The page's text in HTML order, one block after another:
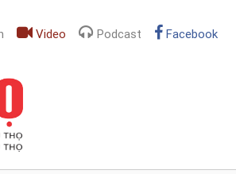
Video Podcast Facebook